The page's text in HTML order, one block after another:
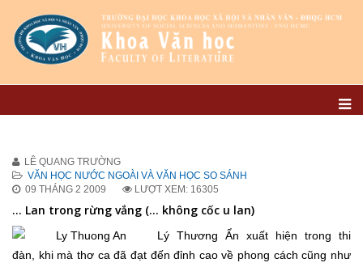
LÊ QUANG TRƯỜNG
VĂN HỌC NƯỚC NGOÀI VÀ VĂN HỌC SO SÁNH
09 THÁNG 2 2009
LƯỢT XEM: 16305
… Lan trong rừng vắng (... không cốc u lan)
Lý Thương Ẩn xuất hiện trong thi
đàn, khi mà thơ ca đã đạt đến đỉnh cao về phong cách cũng như